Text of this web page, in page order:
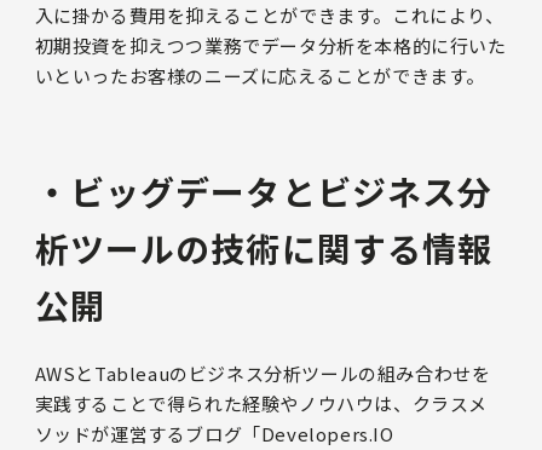
入に掛かる費用を抑えることができます。これにより、
初期投資を抑えつつ業務でデータ分析を本格的に行いた
いといったお客様のニーズに応えることができます。
・ビッグデータとビジネス分
析ツールの技術に関する情報
公開
AWSとTableauのビジネス分析ツールの組み合わせを
実践することで得られた経験やノウハウは、クラスメ
ソッドが運営するブログ「Developers.IO